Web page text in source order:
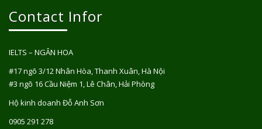
Contact Infor
IELTS – NGÂN HOA
#17 ngõ 3/12 Nhân Hòa, Thanh Xuân, Hà Nội
#3 ngõ 16 Cầu Niệm 1, Lê Chân, Hải Phòng
Hộ kinh doanh Đỗ Anh Sơn
0905 291 278